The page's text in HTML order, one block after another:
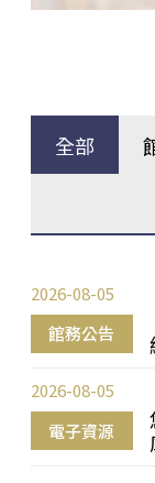
全部
館務公告
2026-08-05
電子資源
2026-08-05